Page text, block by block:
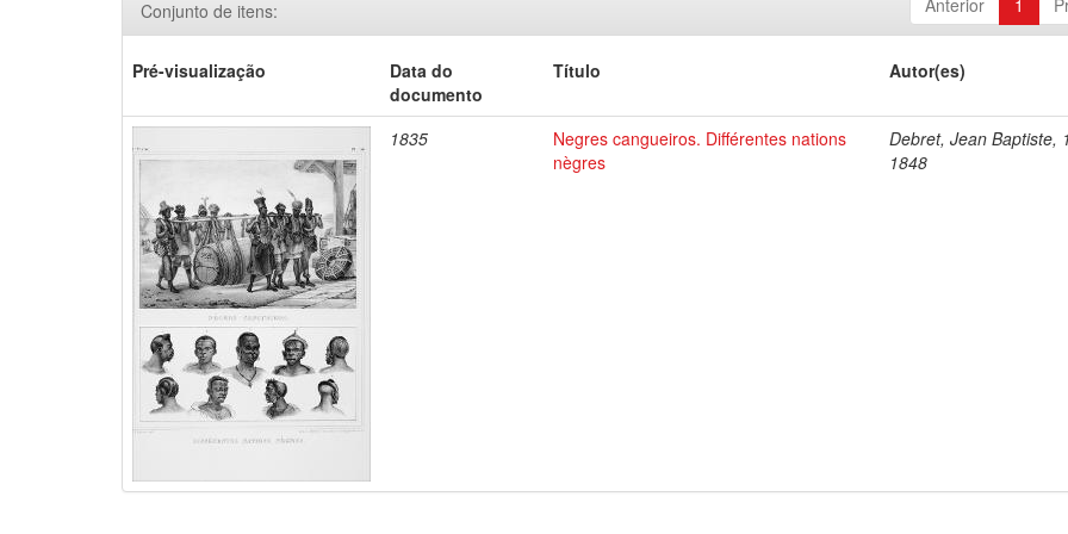
Anterior 1
Conjunto de itens:
Pré-visualização
Data do
documento
Título Autor(es)
1835
Negres cangueiros. Différentes nations
nègres
Debret, Jean Baptiste,
1848